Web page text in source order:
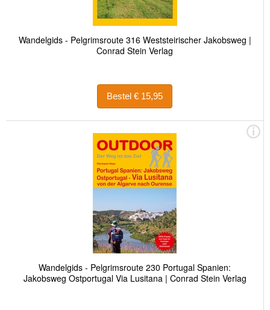
Wandelgids - Pelgrimsroute 316 Weststeirischer Jakobsweg |
Conrad Stein Verlag
Bestel € 15,95
Wandelgids - Pelgrimsroute 230 Portugal Spanien:
Jakobsweg Ostportugal Via Lusitana | Conrad Stein Verlag